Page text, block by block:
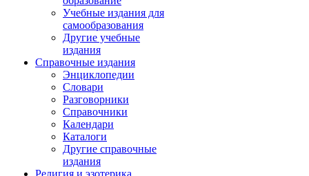
Учебные издания для
самообразования
Другие учебные
издания
Справочные издания
Энциклопедии
Словари
Разговорники
Справочники
Календари
Каталоги
Другие справочные
издания
Религия и эзотерика